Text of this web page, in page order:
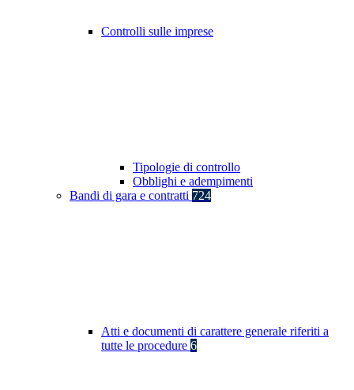
Controlli sulle imprese
Tipologie di controllo
Obblighi e adempimenti
Bandi di gara e contratti 724
Atti e documenti di carattere generale riferiti a
tutte le procedure 6